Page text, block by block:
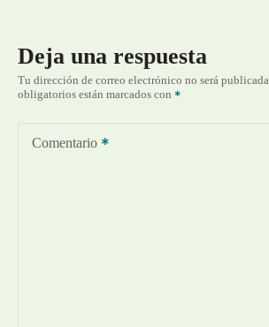
Deja una respuesta
Tu dirección de correo electrónico no será publicada.
obligatorios están marcados con
Comentario